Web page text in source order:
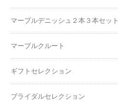
マーブルデニッシュ２本３本セット
マーブルクルート
ギフトセレクション
ブライダルセレクション